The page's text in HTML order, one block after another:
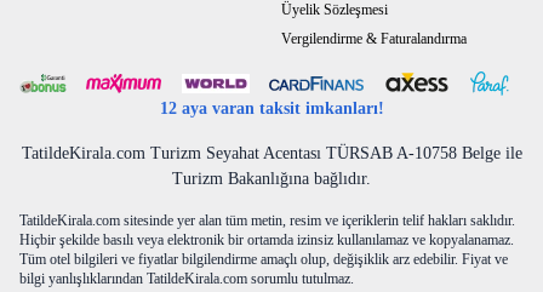
Üyelik Sözleşmesi
Vergilendirme & Faturalandırma
12 aya varan taksit imkanları!
TatildeKirala.com Turizm Seyahat Acentası TÜRSAB A-10758 Belge ile
Turizm Bakanlığına bağlıdır.
TatildeKirala.com sitesinde yer alan tüm metin, resim ve içeriklerin telif hakları saklıdır.
Hiçbir şekilde basılı veya elektronik bir ortamda izinsiz kullanılamaz ve kopyalanamaz.
Tüm otel bilgileri ve fiyatlar bilgilendirme amaçlı olup, değişiklik arz edebilir. Fiyat ve
bilgi yanlışlıklarından TatildeKirala.com sorumlu tutulmaz.